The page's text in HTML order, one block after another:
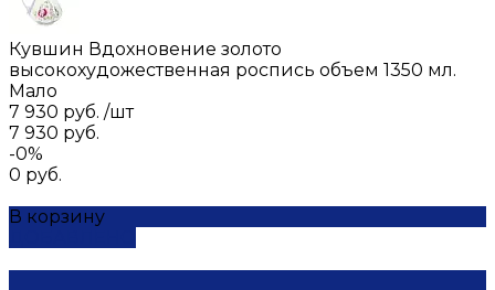
Кувшин Вдохновение золото
высокохудожественная роспись объем 1350 мл.
Мало
7 930 руб. /шт
7 930 руб.
-0%
0 руб.
В корзину